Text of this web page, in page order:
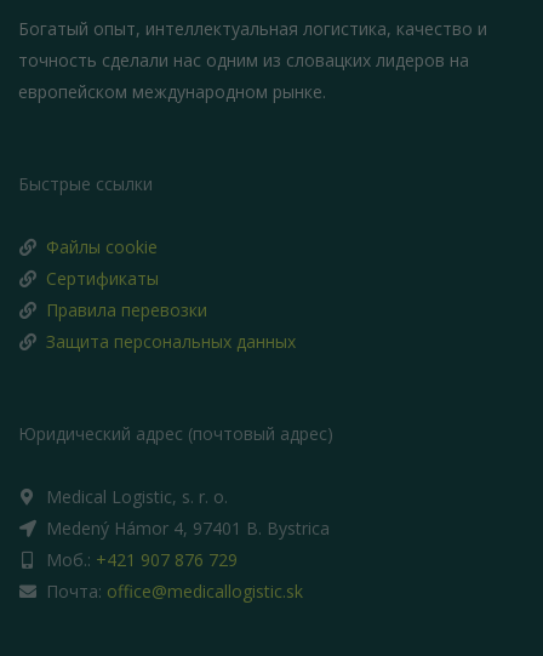
Богатый опыт, интеллектуальная логистика, качество и
точность сделали нас одним из словацких лидеров на
европейском международном рынке.
Быстрые ссылки
Файлы cookie
Сертификаты
Правила перевозки
Защита персональных данных
Юридический адрес (почтовый адрес)
Medical Logistic, s. r. o.
Medený Hámor 4, 97401 B. Bystrica
Моб.: +421 907 876 729
Почта: office@medicallogistic.sk